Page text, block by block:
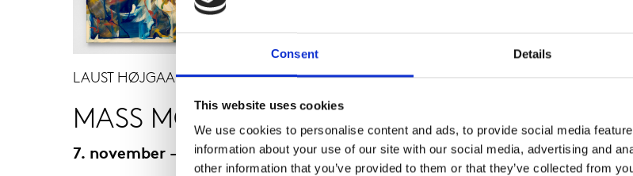
Consent Details
This website uses cookies
We use cookies to personalise content and ads, to provide social media
information about your use of our site with our social media, advertising and
other information that you’ve provided to them or that they’ve collected from
LAUST HØJGAARD
MASS MOMENTUM
7. november - 2. januar 2025